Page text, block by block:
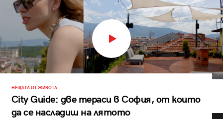
НЕЩАТА ОТ ЖИВОТА
City Guide: две тераси в София, от които
да се насладиш на лятото